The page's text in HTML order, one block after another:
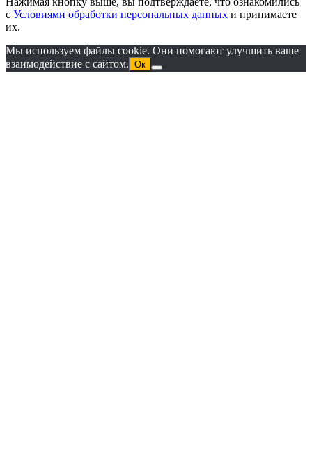
с Условиями обработки персональных данных и принимаете
их.
Мы используем файлы cookie. Они помогают улучшить ваше
взаимодействие с сайтом. Ок